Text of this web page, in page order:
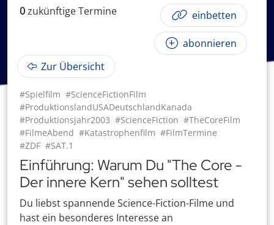
0zukünftigeTermine einbetten
abonnieren
Zur Übersicht
#Spielfilm #ScienceFictionFilm
#ProduktionslandUSADeutschlandKanada
#Produktionsjahr2003 #ScienceFiction #TheCoreFilm
#FilmeAbend #Katastrophenfilm #FilmTermine
#ZDF #SAT.1
Einführung: Warum Du "The Core -
Der innere Kern" sehen solltest
Du liebst spannende Science-Fiction-Filme und
hast ein besonderes Interesse an